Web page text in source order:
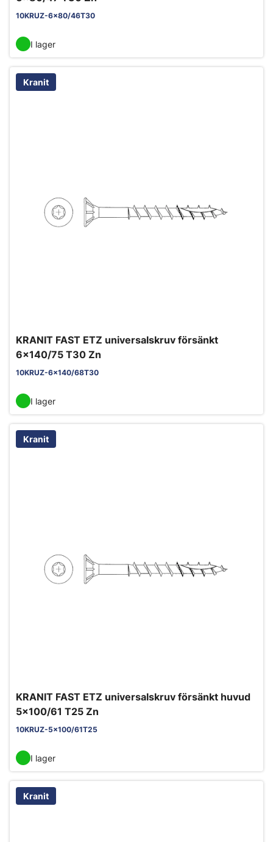
10KRUZ-6x80/46T30
I lager
Kranit
KRANIT FAST ETZ universalskruv försänkt
6x140/75 T30 Zn
10KRUZ-6x140/68T30
I lager
Kranit
KRANIT FAST ETZ universalskruv försänkt huvud
5x100/61 T25 Zn
10KRUZ-5x100/61T25
I lager
Kranit